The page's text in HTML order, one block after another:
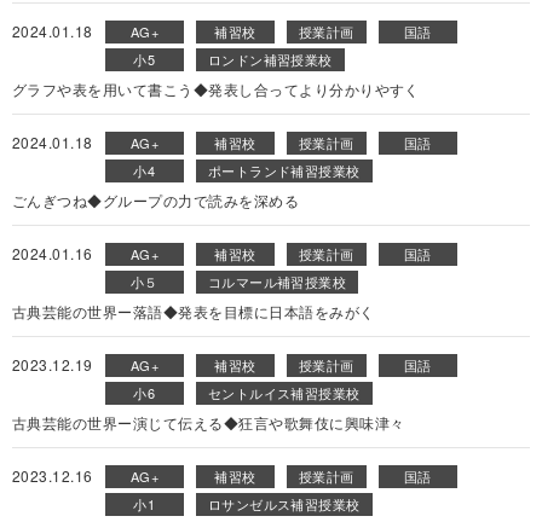
2024.01.18 AG+ 補習校 授業計画
国語
小5
ロンドン補習授業校
グラフや表を用いて書こう◆発表し合ってより分かりやすく
2024.01.18 AG+ 補習校 授業計画
国語
小4
ポートランド補習授業校
ごんぎつね◆グループの力で読みを深める
2024.01.16 AG+ 補習校 授業計画
国語
小５
コルマール補習授業校
古典芸能の世界ー落語◆発表を目標に日本語をみがく
2023.12.19 AG+ 補習校 授業計画
国語
小6
セントルイス補習授業校
古典芸能の世界ー演じて伝える◆狂言や歌舞伎に興味津々
2023.12.16 AG+ 補習校 授業計画
国語
小1
ロサンゼルス補習授業校